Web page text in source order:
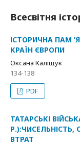
Всесвітня
ІСТОРИЧНА ПАМ
КРАЇН ЄВРОПИ
Оксана Каліщук
134-138
PDF
ТАТАРСЬКІ
ВТРАТ